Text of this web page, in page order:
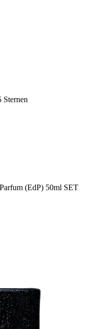
(EdP) 50ml SET